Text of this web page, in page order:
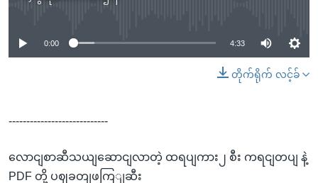
No media source currently available
0:00 4:33
တိုက်ရိုက် လင့်ခ်
----------------------------
လောငျစာဆီသယျဆောငျလာတဲ့ ထရပျကား၂ စီး ကရငျတပျ နဲ့
PDF တို့ ပဈခတျဖကြျဆီး